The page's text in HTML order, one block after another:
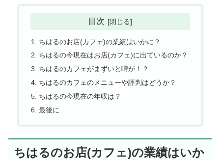
目次
ちはるのお店(カフェ)の業績はいかに？
ちはるの今現在はお店(カフェ)に出ているのか？
ちはるのカフェがまずいと噂が！？
ちはるのカフェのメニューや評判はどうか？
ちはるの今現在の年収は？
最後に
ちはるのお店(カフェ)の業績はいか